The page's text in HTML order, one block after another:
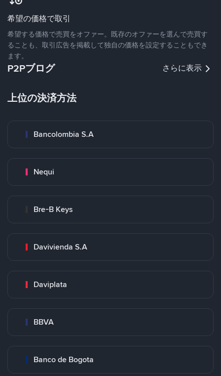
希望の価格で取引
希望する価格で売買をオファー。既存のオファーを選んで売買す
ることも、取引広告を掲載して独自の価格を設定することもでき
ます。
P2Pブログ さらに表示
上位の決済方法
Bancolombia S.A
Nequi
Bre-B Keys
Davivienda S.A
Daviplata
BBVA
Banco de Bogota